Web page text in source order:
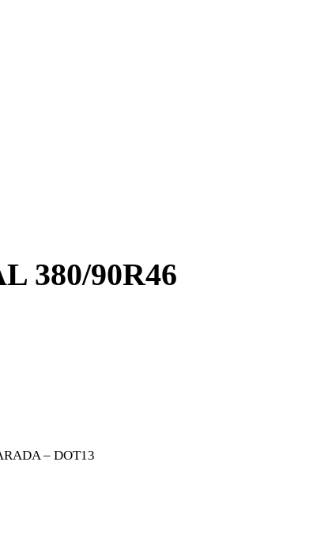
380/90R46
– DOT13